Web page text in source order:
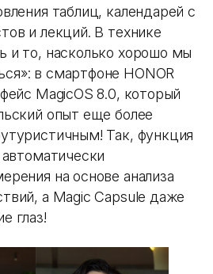
таблиц, календарей с
и лекций. В технике
и то, насколько хорошо мы
в смартфоне HONOR
MagicOS 8.0, который
опыт еще более
Так, функция
на основе анализа
а Magic Capsule даже
глаз!